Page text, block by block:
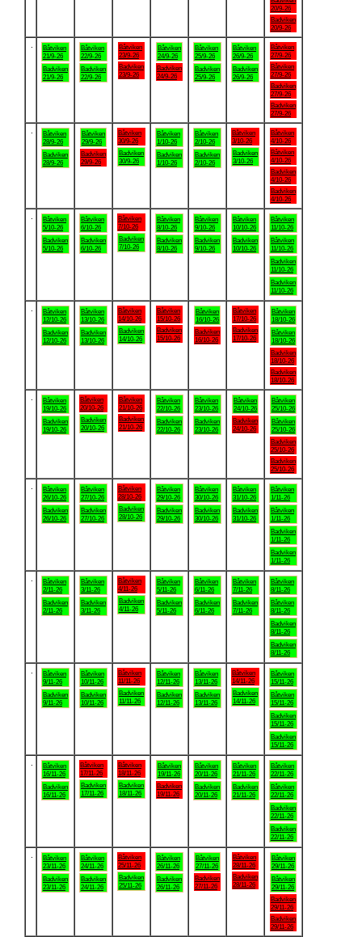
20/9-26
Badviken
20/9-26
Båtviken
21/9-26
Badviken
21/9-26
Båtviken
22/9-26
Badviken
22/9-26
Båtviken
23/9-26
Badviken
23/9-26
Båtviken
24/9-26
Badviken
24/9-26
Båtviken
25/9-26
Badviken
25/9-26
Båtviken
26/9-26
Badviken
26/9-26
Båtviken
27/9-26
Båtviken
27/9-26
Badviken
27/9-26
Badviken
27/9-26
Båtviken
28/9-26
Badviken
28/9-26
Båtviken
29/9-26
Badviken
29/9-26
Båtviken
30/9-26
Badviken
30/9-26
Båtviken
1/10-26
Badviken
1/10-26
Båtviken
2/10-26
Badviken
2/10-26
Båtviken
3/10-26
Badviken
3/10-26
Båtviken
4/10-26
Båtviken
4/10-26
Badviken
4/10-26
Badviken
4/10-26
Båtviken
5/10-26
Badviken
5/10-26
Båtviken
6/10-26
Badviken
6/10-26
Båtviken
7/10-26
Badviken
7/10-26
Båtviken
8/10-26
Badviken
8/10-26
Båtviken
9/10-26
Badviken
9/10-26
Båtviken
10/10-26
Badviken
10/10-26
Båtviken
11/10-26
Båtviken
11/10-26
Badviken
11/10-26
Badviken
11/10-26
Båtviken
12/10-26
Badviken
12/10-26
Båtviken
13/10-26
Badviken
13/10-26
Båtviken
14/10-26
Badviken
14/10-26
Båtviken
15/10-26
Badviken
15/10-26
Båtviken
16/10-26
Badviken
16/10-26
Båtviken
17/10-26
Badviken
17/10-26
Båtviken
18/10-26
Båtviken
18/10-26
Badviken
18/10-26
Badviken
18/10-26
Båtviken
19/10-26
Badviken
19/10-26
Båtviken
20/10-26
Badviken
20/10-26
Båtviken
21/10-26
Badviken
21/10-26
Båtviken
22/10-26
Badviken
22/10-26
Båtviken
23/10-26
Badviken
23/10-26
Båtviken
24/10-26
Badviken
24/10-26
Båtviken
25/10-26
Båtviken
25/10-26
Badviken
25/10-26
Badviken
25/10-26
Båtviken
26/10-26
Badviken
26/10-26
Båtviken
27/10-26
Badviken
27/10-26
Båtviken
28/10-26
Badviken
28/10-26
Båtviken
29/10-26
Badviken
29/10-26
Båtviken
30/10-26
Badviken
30/10-26
Båtviken
31/10-26
Badviken
31/10-26
Båtviken
1/11-26
Båtviken
1/11-26
Badviken
1/11-26
Badviken
1/11-26
Båtviken
2/11-26
Badviken
2/11-26
Båtviken
3/11-26
Badviken
3/11-26
Båtviken
4/11-26
Badviken
4/11-26
Båtviken
5/11-26
Badviken
5/11-26
Båtviken
6/11-26
Badviken
6/11-26
Båtviken
7/11-26
Badviken
7/11-26
Båtviken
8/11-26
Båtviken
8/11-26
Badviken
8/11-26
Badviken
8/11-26
Båtviken
9/11-26
Badviken
9/11-26
Båtviken
10/11-26
Badviken
10/11-26
Båtviken
11/11-26
Badviken
11/11-26
Båtviken
12/11-26
Badviken
12/11-26
Båtviken
13/11-26
Badviken
13/11-26
Båtviken
14/11-26
Badviken
14/11-26
Båtviken
15/11-26
Båtviken
15/11-26
Badviken
15/11-26
Badviken
15/11-26
Båtviken
16/11-26
Badviken
16/11-26
Båtviken
17/11-26
Badviken
17/11-26
Båtviken
18/11-26
Badviken
18/11-26
Båtviken
19/11-26
Badviken
19/11-26
Båtviken
20/11-26
Badviken
20/11-26
Båtviken
21/11-26
Badviken
21/11-26
Båtviken
22/11-26
Båtviken
22/11-26
Badviken
22/11-26
Badviken
22/11-26
Båtviken
23/11-26
Badviken
23/11-26
Båtviken
24/11-26
Badviken
24/11-26
Båtviken
25/11-26
Badviken
25/11-26
Båtviken
26/11-26
Badviken
26/11-26
Båtviken
27/11-26
Badviken
27/11-26
Båtviken
28/11-26
Badviken
28/11-26
Båtviken
29/11-26
Båtviken
29/11-26
Badviken
29/11-26
Badviken
29/11-26